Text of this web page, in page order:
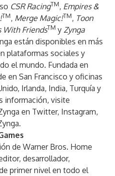
CSR RacingTM, Empires &
TM, Merge Magic!TM, Toon
With FriendsTM y Zynga
están disponibles en más
plataformas sociales y
el mundo. Fundada en
en San Francisco y oficinas
Irlanda, India, Turquía y
información, visite
en Twitter, Instagram,
.
de Warner Bros. Home
desarrollador,
primer nivel en todo el